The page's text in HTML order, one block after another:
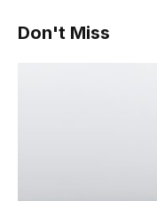
Don't Miss